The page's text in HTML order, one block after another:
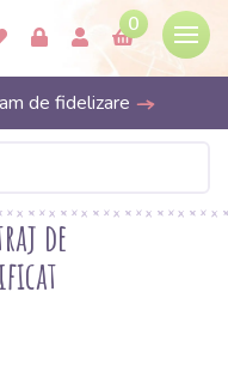
0
de fidelizare
de